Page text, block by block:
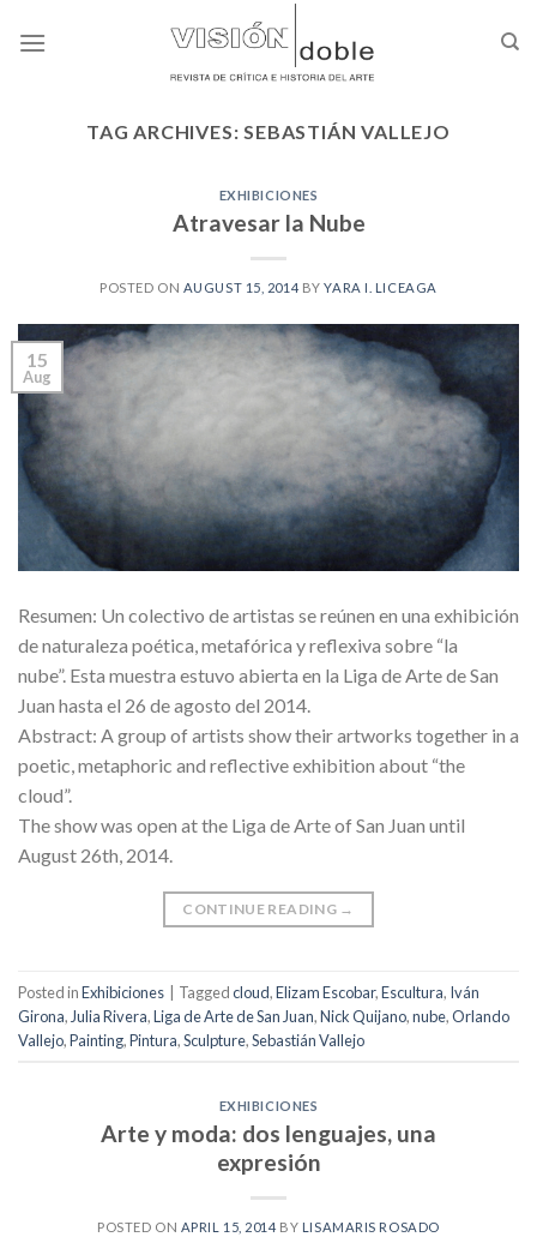
TAG ARCHIVES:SEBASTIÁN VALLEJO
EXHIBICIONES
Atravesar la Nube
POSTED ON AUGUST 15, 2014 BYYARA I. LICEAGA
15
Aug
Resumen: Un colectivo de artistas se reúnen en una exhibición
de naturaleza poética, metafórica y reflexiva sobre “la
nube”. Esta muestra estuvo abierta en la Liga de Arte de San
Juan hasta el 26 de agosto del 2014.
Abstract: A group of artists show their artworks together in a
poetic, metaphoric and reflective exhibition about “the
cloud”.
The show was open at the Liga de Arte of San Juan until
August 26th, 2014.
CONTINUE READING →
Posted inExhibiciones Taggedcloud,Elizam Escobar,Escultura, Iván
Girona, Julia Rivera,Liga de Arte de San Juan,Nick Quijano,nube,Orlando
Vallejo,Painting,Pintura,Sculpture,Sebastián Vallejo
EXHIBICIONES
Arte y moda: dos lenguajes, una
expresión
POSTED ON APRIL 15, 2014 BY LISAMARIS ROSADO